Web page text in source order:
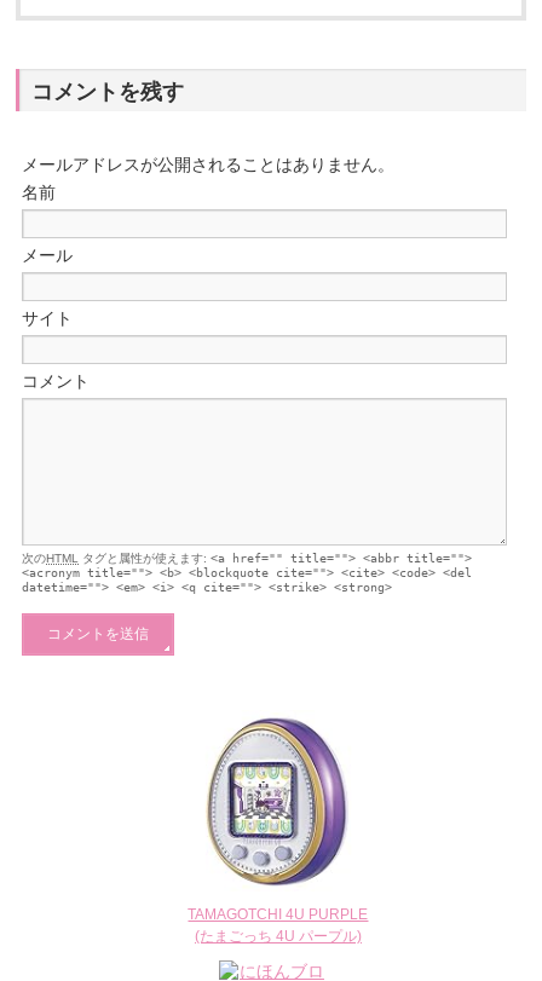
コメントを残す
メールアドレスが公開されることはありません。
名前
メール
サイト
コメント
次のHTML タグと属性が使えます:<a href="" title=""> <abbr title="">
<acronym title=""> <b> <blockquote cite=""> <cite> <code> <del
datetime=""> <em> <i> <q cite=""> <strike> <strong>
TAMAGOTCHI 4U PURPLE
(たまごっち 4U パープル)